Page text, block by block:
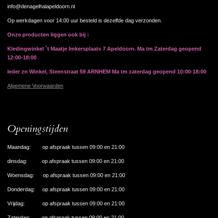
info@denagelhalapeldoorn.nl
Op werkdagen voor 14:00 uur besteld is dezelfde dag verzonden.
Onze producten liggen ook bij :
Kledingwinkel ´t Maatje Imkersplaats 7 Apeldoorn. Ma tm Zaterdag geopend
12:00-18:00
Ieder zn Winkel, Steenstraat 59 ARNHEM Ma tm zaterdag geopend 10:00-18:00
Algemene Voorwaarden
Openingstijden
Maandag: op afspraak tussen 09:00 en 21:00
dinsdag: op afspraak tussen 09:00 en 21:00
Woensdag: op afspraak tussen 09:00 en 21:00
Donderdag: op afspraak tussen 09:00 en 21:00
Vrijdag: op afspraak tussen 09:00 en 21:00